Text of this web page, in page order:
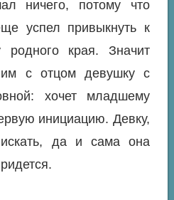
ничего, потому что
успел привыкнуть к
родного края. Значит
им с отцом девушку с
хочет младшему
инициацию. Девку,
искать, да и сама она